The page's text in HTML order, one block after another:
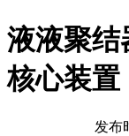
液液聚结
核心装置
发布